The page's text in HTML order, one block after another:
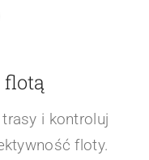
flotą
i kontroluj
floty.